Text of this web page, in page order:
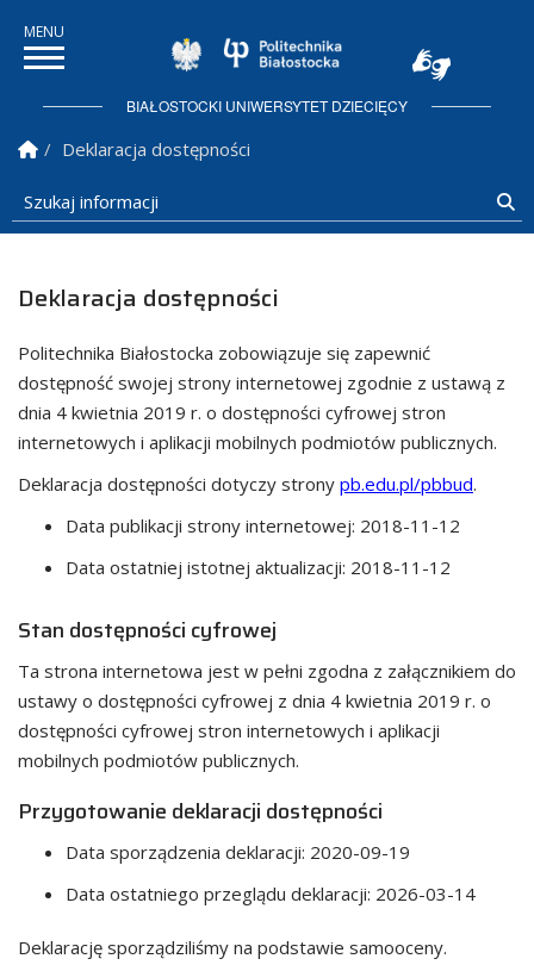
Politechnika
BIAŁOSTOCKI UNIWERSYTET DZIECIĘCY
Strona Główna
Deklaracja dostępności
Szukaj informacji
Deklaracja dostępności
Politechnika Białostocka zobowiązuje się zapewnić
dostępność swojej strony internetowej zgodnie z ustawą z
dnia 4 kwietnia 2019 r. o dostępności cyfrowej stron
internetowych i aplikacji mobilnych podmiotów publicznych.
Deklaracja dostępności dotyczy strony pb.edu.pl/pbbud.
Data publikacji strony internetowej: 2018-11-12
Data ostatniej istotnej aktualizacji: 2018-11-12
Stan dostępności cyfrowej
Ta strona internetowa jest w pełni zgodna z załącznikiem do
ustawy o dostępności cyfrowej z dnia 4 kwietnia 2019 r. o
dostępności cyfrowej stron internetowych i aplikacji
mobilnych podmiotów publicznych.
Przygotowanie deklaracji dostępności
Data sporządzenia deklaracji: 2020-09-19
Data ostatniego przeglądu deklaracji: 2026-03-14
Deklarację sporządziliśmy na podstawie samooceny.